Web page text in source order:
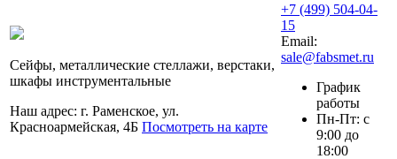
Сейфы, металлические стеллажи, верстаки,
шкафы инструментальные
Наш адрес: г. Раменское, ул.
Красноармейская, 4Б Посмотреть на карте
+7 (499) 504-04-
15
Email:
sale@fabsmet.ru
График
работы
Пн-Пт: с
9:00 до
18:00